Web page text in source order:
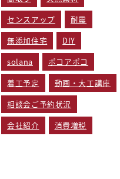
センスアップ
耐震
無添加住宅
DIY
solana
ポコアポコ
着工予定
動画・大工講座
相談会ご予約状況
会社紹介
消費増税